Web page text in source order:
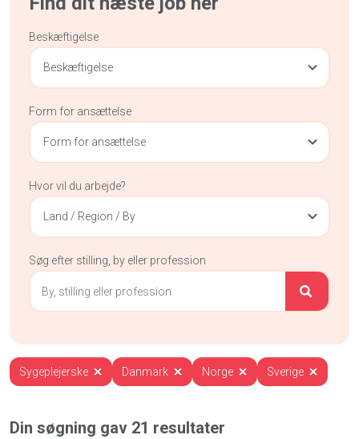
Beskæftigelse
Beskæftigelse
Form for ansættelse
Form for ansættelse
Hvor vil du arbejde?
Land / Region / By
Søg efter stilling, by eller profession
Sygeplejerske Danmark Norge Sverige
Din søgning gav 21 resultater